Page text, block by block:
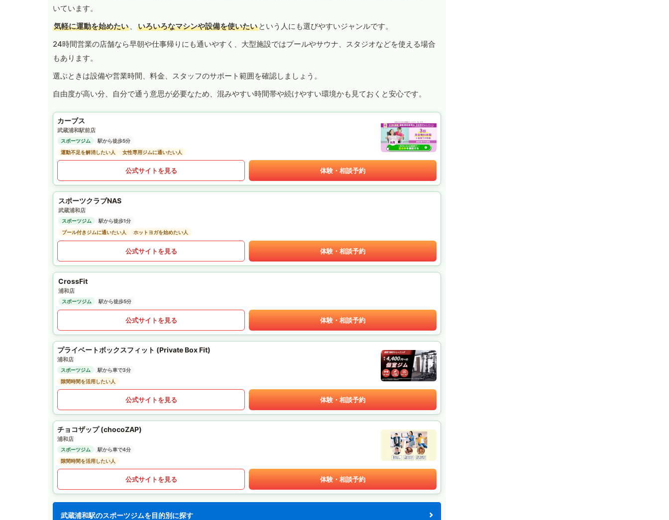
いています。
気軽に運動を始めたい 、 いろいろなマシンや設備を使いたい という人にも選びやすいジャンルです。
24時間営業の店舗なら早朝や仕事帰りにも通いやすく、大型施設ではプールやサウナ、スタジオなどを使える場合
もあります。
選ぶときは設備や営業時間、料金、スタッフのサポート範囲を確認しましょう。
自由度が高い分、自分で通う意思が必要なため、混みやすい時間帯や続けやすい環境かも見ておくと安心です。
カーブス
武蔵浦和駅前店
スポーツジム
駅から徒歩5分
運動不足を解消したい人
女性専用ジムに通いたい人
公式サイトを見る 体験・相談予約
スポーツクラブNAS
武蔵浦和店
スポーツジム
駅から徒歩1分
プール付きジムに通いたい人
ホットヨガを始めたい人
公式サイトを見る 体験・相談予約
CrossFit
浦和店
スポーツジム 駅から徒歩5分
公式サイトを見る 体験・相談予約
プライベートボックスフィット (Private Box Fit)
浦和店
スポーツジム
駅から車で3分
隙間時間を活用したい人
公式サイトを見る 体験・相談予約
チョコザップ (chocoZAP)
浦和店
スポーツジム
駅から車で4分
隙間時間を活用したい人
公式サイトを見る 体験・相談予約
武蔵浦和駅のスポーツジムを目的別に探す